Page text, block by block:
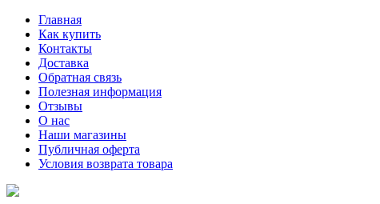
Главная
Как купить
Контакты
Доставка
Обратная связь
Полезная информация
Отзывы
О нас
Наши магазины
Публичная оферта
Условия возврата товара